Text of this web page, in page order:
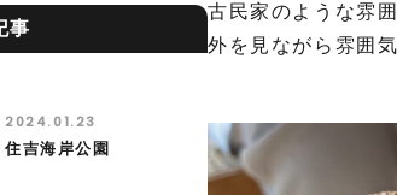
古民家のような雰
外を見ながら雰囲
事
2024.01.23
住吉海岸公園